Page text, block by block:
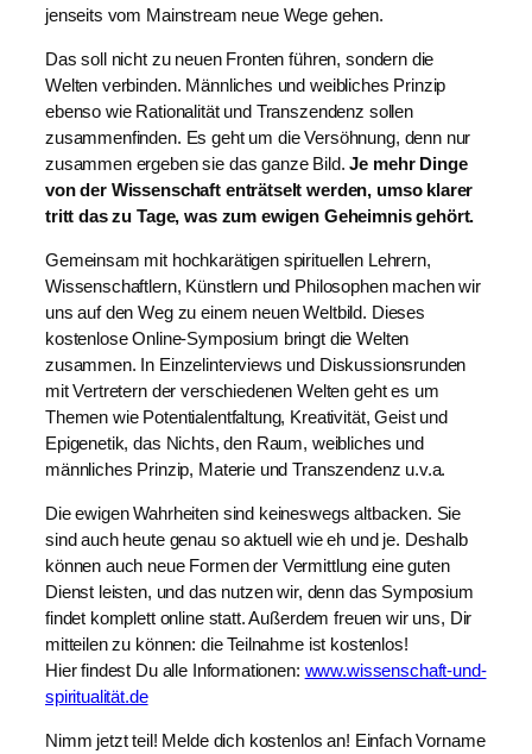
jenseits vom Mainstream neue Wege gehen.
Das soll nicht zu neuen Fronten führen, sondern die
Welten verbinden. Männliches und weibliches Prinzip
ebenso wie Rationalität und Transzendenz sollen
zusammenfinden. Es geht um die Versöhnung, denn nur
zusammen ergeben sie das ganze Bild.Je mehr Dinge
von der Wissenschaft enträtselt werden, umso klarer
tritt das zu Tage, was zum ewigen Geheimnis gehört.
Gemeinsam mit hochkarätigen spirituellen Lehrern,
Wissenschaftlern, Künstlern und Philosophen machen wir
uns auf den Weg zu einem neuen Weltbild. Dieses
kostenlose Online-Symposium bringt die Welten
zusammen. In Einzelinterviews und Diskussionsrunden
mit Vertretern der verschiedenen Welten geht es um
Themen wie Potentialentfaltung, Kreativität, Geist und
Epigenetik, das Nichts, den Raum, weibliches und
männliches Prinzip, Materie und Transzendenz u.v.a.
Die ewigen Wahrheiten sind keineswegs altbacken. Sie
sind auch heute genau so aktuell wie eh und je. Deshalb
können auch neue Formen der Vermittlung eine guten
Dienst leisten, und das nutzen wir, denn das Symposium
findet komplett online statt. Außerdem freuen wir uns, Dir
mitteilen zu können: die Teilnahme ist kostenlos!
Hier findest Du alle Informationen: www.wissenschaft-und-
spiritualität.de
Nimm jetzt teil! Melde dich kostenlos an! Einfach Vorname